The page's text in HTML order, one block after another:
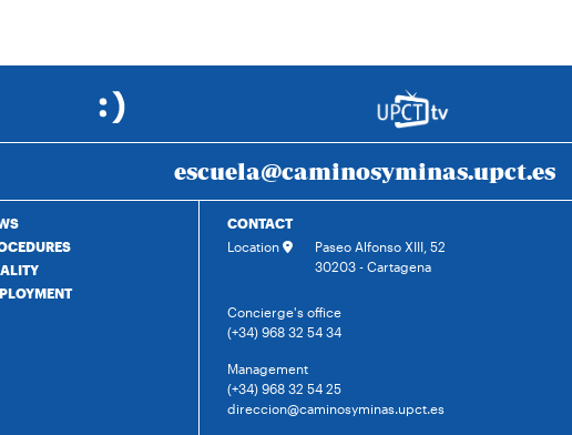
escuela@caminosyminas.upct.es
CONTACT
Location
Paseo Alfonso XIII, 52
30203 - Cartagena
Concierge's office
(+34) 968 32 54 34
Management
(+34) 968 32 54 25
direccion@caminosyminas.upct.es